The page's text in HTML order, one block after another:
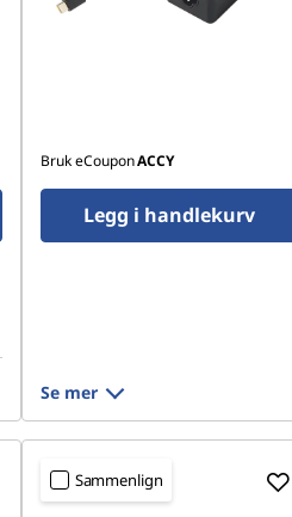
Bruk eCouponACCY
Legg i handlekurv
Se mer
Sammenlign